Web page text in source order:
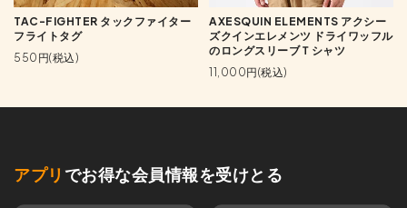
TAC-FIGHTER タックファイター
フライトタグ
550円(税込)
AXESQUIN ELEMENTS アクシー
ズクインエレメンツ ドライワッフル
のロングスリーブＴシャツ
11,000円(税込)
アプリ でお得な会員情報を受けとる